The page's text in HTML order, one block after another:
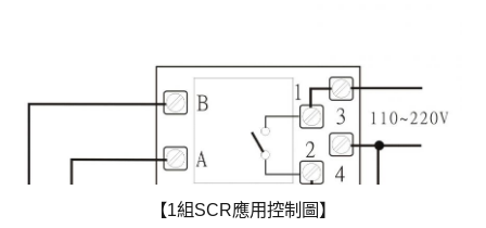
【1組SCR應用控制圖】